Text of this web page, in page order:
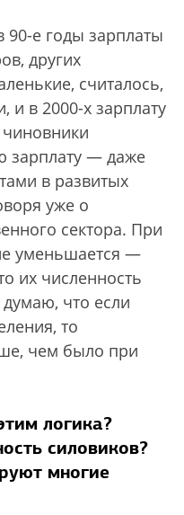
е годы зарплаты
других
считалось,
и в 2000-х зарплату
зарплату — даже
в развитых
уже о
сектора. При
уменьшается —
их численность
думаю, что если
то
чем было при
логика?
силовиков?
многие